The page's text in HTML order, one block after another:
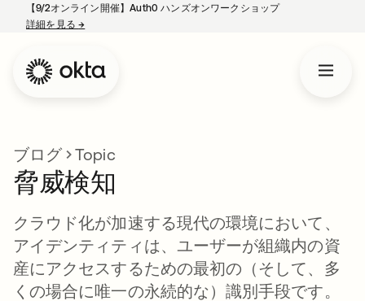
【9/2オンライン開催】Auth0 ハンズオンワークショップ
詳細を見る→
ブログ Topic
脅威検知
クラウド化が加速する現代の環境において、
アイデンティティは、ユーザーが組織内の資
産にアクセスするための最初の（そして、多
くの場合に唯一の永続的な）識別手段です。